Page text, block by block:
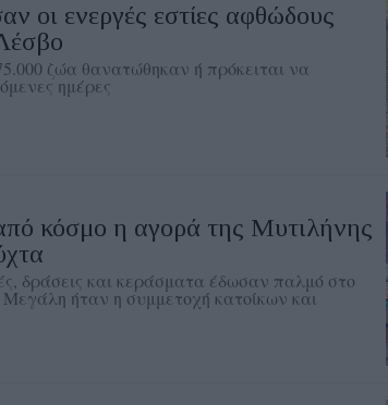
οι ενεργές εστίες αφθώδους
ζώα θανατώθηκαν ή πρόκειται να
ημέρες
κόσμο η αγορά της Μυτιλήνης
δράσεις και κεράσματα έδωσαν παλμό στο
Μεγάλη ήταν η συμμετοχή κατοίκων και